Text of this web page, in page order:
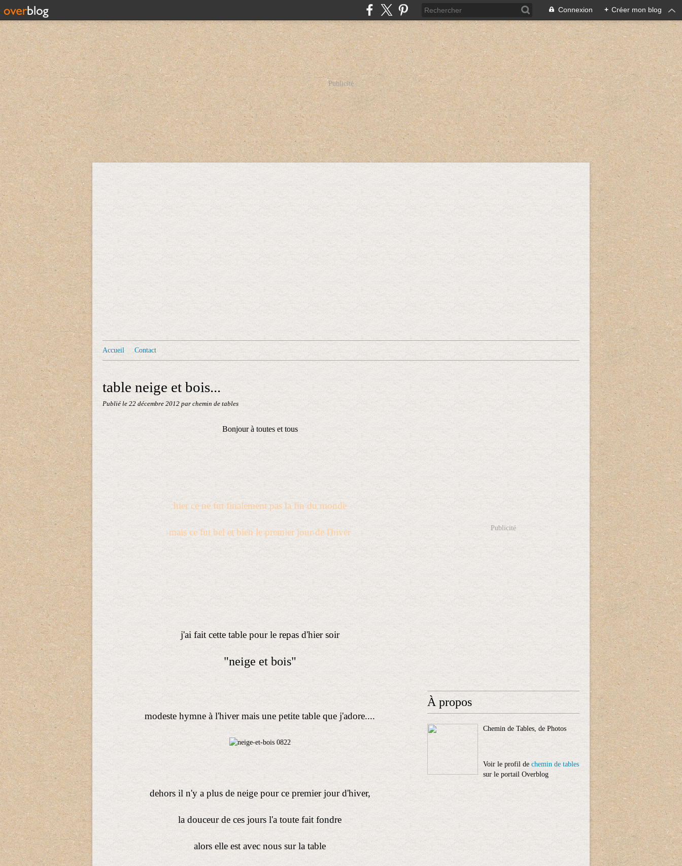
Connexion + Créer mon blog
Publicité
Accueil Contact
table neige et bois...
Publié le 22 décembre 2012 par chemin de tables
Bonjour à toutes et tous
hier ce ne fut finalement pas la fin du monde
mais ce fut bel et bien le premier jour de l'hiver
j'ai fait cette table pour le repas d'hier soir
"neige et bois"
modeste hymne à l'hiver mais une petite table que j'adore....
dehors il n'y a plus de neige pour ce premier jour d'hiver,
la douceur de ces jours l'a toute fait fondre
alors elle est avec nous sur la table
Publicité
À propos
Chemin de Tables, de Photos
Voir le profil de chemin de tables
sur le portail Overblog